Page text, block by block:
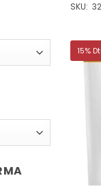
SKU:
15%